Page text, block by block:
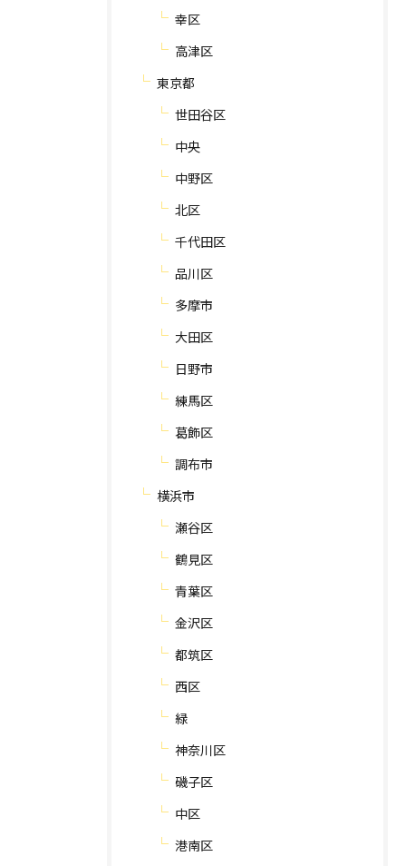
幸区
高津区
東京都
世田谷区
中央
中野区
北区
千代田区
品川区
多摩市
大田区
日野市
練馬区
葛飾区
調布市
横浜市
瀬谷区
鶴見区
青葉区
金沢区
都筑区
西区
緑
神奈川区
磯子区
中区
港南区